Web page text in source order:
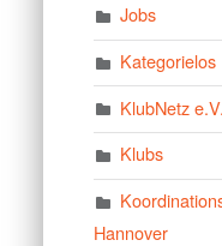
Jobs
Kategorielos
KlubNetz e.V.
Klubs
Hannover